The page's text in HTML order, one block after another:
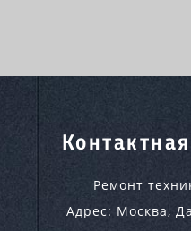
Ремонт
Адрес: Москва,